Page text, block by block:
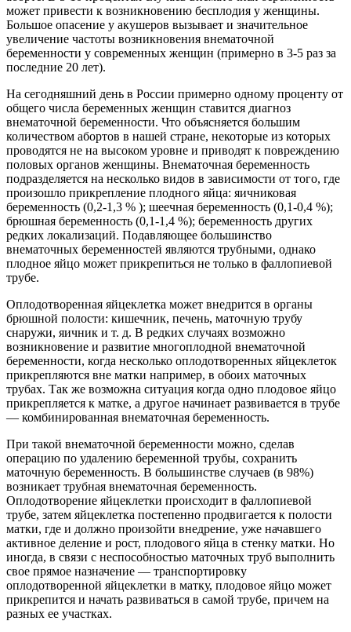
может привести к возникновению бесплодия у женщины.
Большое опасение у акушеров вызывает и значительное
увеличение частоты возникновения внематочной
беременности у современных женщин (примерно в 3-5 раз за
последние 20 лет).
На сегодняшний день в России примерно одному проценту от
общего числа беременных женщин ставится диагноз
внематочной беременности. Что объясняется большим
количеством абортов в нашей стране, некоторые из которых
проводятся не на высоком уровне и приводят к повреждению
половых органов женщины. Внематочная беременность
подразделяется на несколько видов в зависимости от того, где
произошло прикрепление плодного яйца: яичниковая
беременность (0,2-1,3 % ); шеечная беременность (0,1-0,4 %);
брюшная беременность (0,1-1,4 %); беременность других
редких локализаций. Подавляющее большинство
внематочных беременностей являются трубными, однако
плодное яйцо может прикрепиться не только в фаллопиевой
трубе.
Оплодотворенная яйцеклетка может внедрится в органы
брюшной полости: кишечник, печень, маточную трубу
снаружи, яичник и т. д. В редких случаях возможно
возникновение и развитие многоплодной внематочной
беременности, когда несколько оплодотворенных яйцеклеток
прикрепляются вне матки например, в обоих маточных
трубах. Так же возможна ситуация когда одно плодовое яйцо
прикрепляется к матке, а другое начинает развивается в трубе
— комбинированная внематочная беременность.
При такой внематочной беременности можно, сделав
операцию по удалению беременной трубы, сохранить
маточную беременность. В большинстве случаев (в 98%)
возникает трубная внематочная беременность.
Оплодотворение яйцеклетки происходит в фаллопиевой
трубе, затем яйцеклетка постепенно продвигается к полости
матки, где и должно произойти внедрение, уже начавшего
активное деление и рост, плодового яйца в стенку матки. Но
иногда, в связи с неспособностью маточных труб выполнить
свое прямое назначение — транспортировку
оплодотворенной яйцеклетки в матку, плодовое яйцо может
прикрепится и начать развиваться в самой трубе, причем на
разных ее участках.